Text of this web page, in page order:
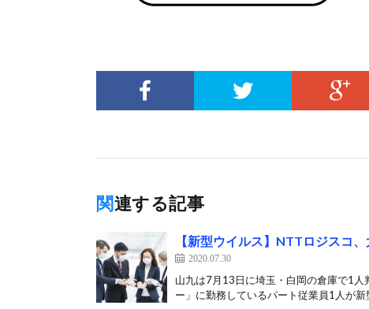
関連する記事
【新型ウイルス】NTTロジスコ
2020.07.30
山九は7月13日に埼玉・白岡の倉庫で1
ー」に勤務しているパート従業員1人が